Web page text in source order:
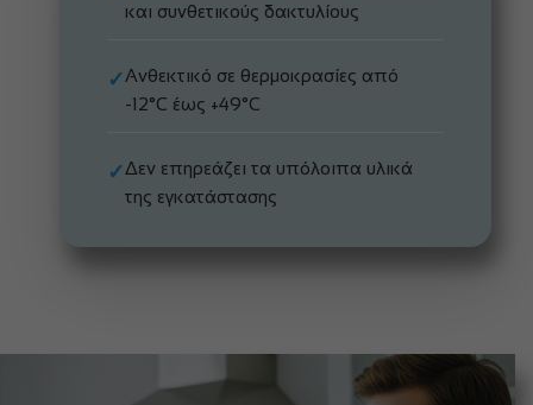
και συνθετικούς δακτυλίους
✓Ανθεκτικό σε θερμοκρασίες από
-12°C έως +49°C
✓Δεν επηρεάζει τα υπόλοιπα υλικά
της εγκατάστασης